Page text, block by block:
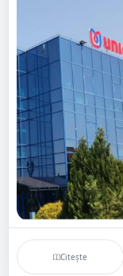
Citește